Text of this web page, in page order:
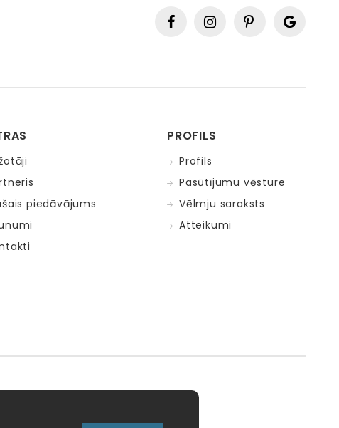
piedāvājums
PROFILS
Profils
Pasūtījumu vēsture
Vēlmju saraksts
Atteikumi